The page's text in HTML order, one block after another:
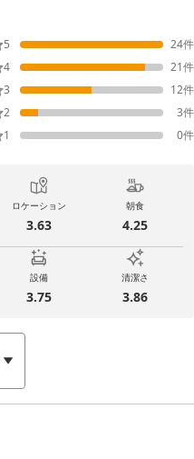
5 24件
4
21件
3
12件
2
3件
1
0件
ロケーション
3.63
朝食
4.25
設備
3.75
清潔さ
3.86